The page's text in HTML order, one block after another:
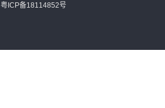
粤ICP备18114852号